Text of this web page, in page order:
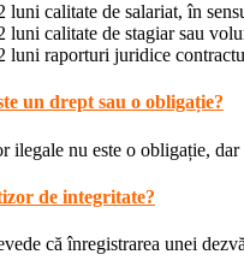
luni calitate de salariat, în
luni calitate de stagiar sau
luni raporturi juridice
un drept sau o obligație?
ilegale nu este o obligație,
de integritate?
că înregistrarea unei